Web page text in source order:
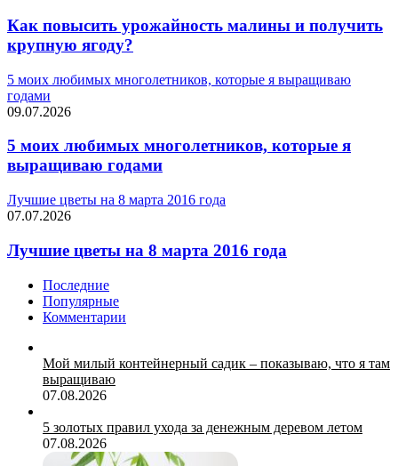
Как повысить урожайность малины и получить
крупную ягоду?
5 моих любимых многолетников, которые я выращиваю
годами
09.07.2026
5 моих любимых многолетников, которые я
выращиваю годами
Лучшие цветы на 8 марта 2016 года
07.07.2026
Лучшие цветы на 8 марта 2016 года
Последние
Популярные
Комментарии
Мой милый контейнерный садик – показываю, что я там
выращиваю
07.08.2026
5 золотых правил ухода за денежным деревом летом
07.08.2026